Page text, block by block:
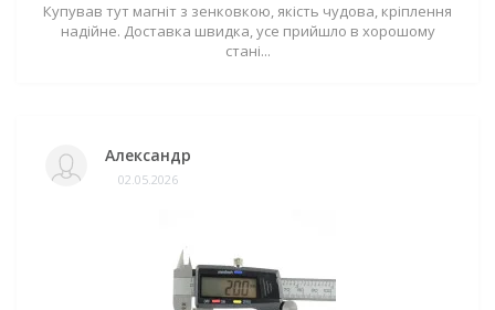
Купував тут магніт з зенковкою, якість чудова, кріплення
надійне. Доставка швидка, усе прийшло в хорошому
стані...
Александр
02.05.2026